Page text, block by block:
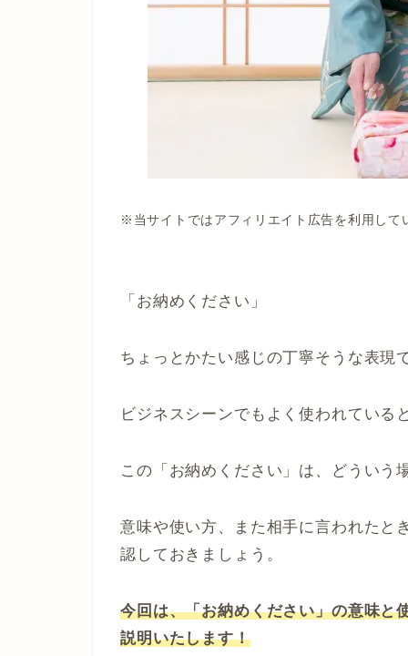
※当サイトではアフィリエイト広告を利用して
「お納めください」
ちょっとかたい感じの丁寧そうな表現
ビジネスシーンでもよく使われている
この「お納めください」は、どういう
意味や使い方、また相手に言われたと
認しておきましょう。
今回は、「お納めください」の意味と
説明いたします！